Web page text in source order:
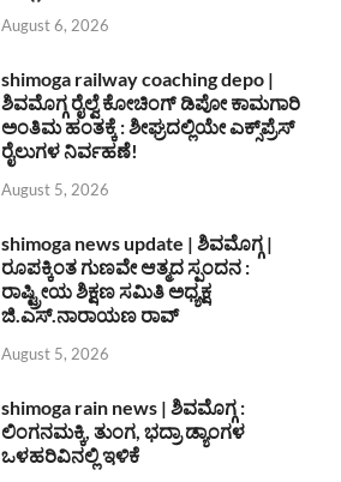
August 6, 2026
shimoga railway coaching depo |
ಶಿವಮೊಗ್ಗ ರೈಲ್ವೆ ಕೋಚಿಂಗ್ ಡಿಪೋ ಕಾಮಗಾರಿ
ಅಂತಿಮ ಹಂತಕ್ಕೆ : ಶೀಘ್ರದಲ್ಲಿಯೇ ಎಕ್ಸ್‌ಪ್ರೆಸ್
ರೈಲುಗಳ ನಿರ್ವಹಣೆ!
August 5, 2026
shimoga news update | ಶಿವಮೊಗ್ಗ |
ರೂಪಕ್ಕಿಂತ ಗುಣವೇ ಆತ್ಮದ ಸ್ಪಂದನ :
ರಾಷ್ಟ್ರೀಯ ಶಿಕ್ಷಣ ಸಮಿತಿ ಅಧ್ಯಕ್ಷ
ಜಿ.ಎಸ್.ನಾರಾಯಣ ರಾವ್
August 5, 2026
shimoga rain news | ಶಿವಮೊಗ್ಗ :
ಲಿಂಗನಮಕ್ಕಿ, ತುಂಗ, ಭದ್ರಾ ಡ್ಯಾಂಗಳ
ಒಳಹರಿವಿನಲ್ಲಿ ಇಳಿಕೆ